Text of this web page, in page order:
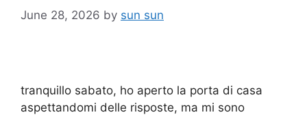
June 28, 2026 by sun sun
tranquillo sabato, ho aperto la porta di casa
aspettandomi delle risposte, ma mi sono